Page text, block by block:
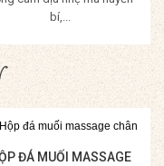
bí,...
Mua Hàng
ĐÁ MUỐI MASSAGE